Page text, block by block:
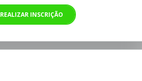
REALIZAR INSCRIÇÃO